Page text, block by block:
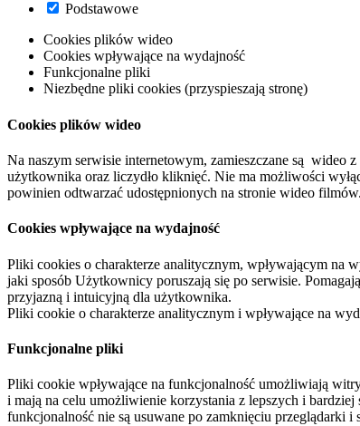
Podstawowe
Cookies plików wideo
Cookies wpływające na wydajność
Funkcjonalne pliki
Niezbędne pliki cookies (przyspieszają stronę)
Cookies plików wideo
Na naszym serwisie internetowym, zamieszczane są wideo
użytkownika oraz liczydło kliknięć. Nie ma możliwości
powinien odtwarzać udostępnionych na stronie wideo filmów.
Cookies wpływające na wydajność
Pliki cookies o charakterze analitycznym, wpływającym na
jaki sposób Użytkownicy poruszają się po serwisie.
przyjazną i intuicyjną dla użytkownika.
Pliki cookie o charakterze analitycznym i wpływające na
Funkcjonalne pliki
Pliki cookie wpływające na funkcjonalność umożliwiają
i mają na celu umożliwienie korzystania z lepszych i
funkcjonalność nie są usuwane po zamknięciu przeglądarki